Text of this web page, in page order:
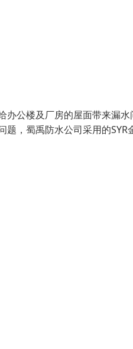
楼及厂房的屋面带来漏水
，蜀禹防水公司采用的SYR